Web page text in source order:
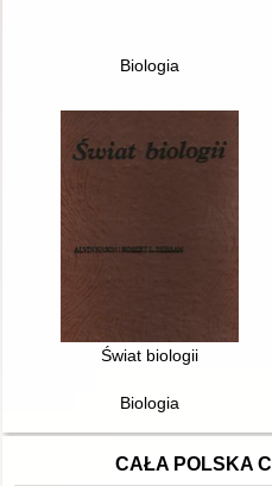
Biologia
Świat biologii
Biologia
CAŁA POLSKA